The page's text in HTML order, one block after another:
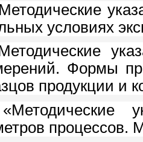
условиях
Формы
продукции и
процессов.